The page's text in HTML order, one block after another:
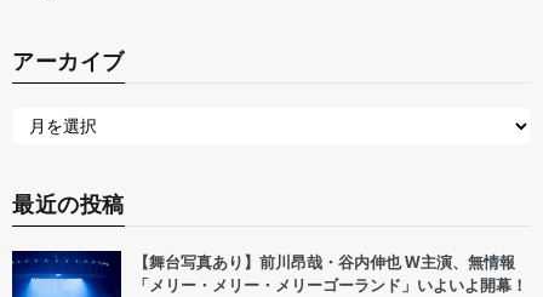
アーカイブ
最近の投稿
【舞台写真あり】前川昂哉・谷内伸也 W主演、無情報
「メリー・メリー・メリーゴーランド」いよいよ開幕！